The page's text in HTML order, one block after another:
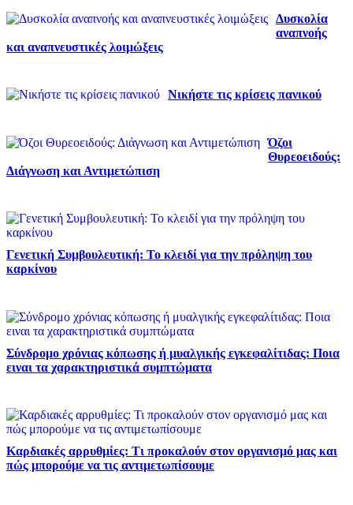
Δυσκολία
αναπνοής
και αναπνευστικές λοιμώξεις
Νικήστε τις κρίσεις πανικού
Όζοι
Θυρεοειδούς:
Διάγνωση και Αντιμετώπιση
Γενετική Συμβουλευτική: Το κλειδί για την πρόληψη του
καρκίνου
Σύνδρομο χρόνιας κόπωσης ή μυαλγικής εγκεφαλίτιδας: Ποια
ειναι τα χαρακτηριστικά συμπτώματα
Καρδιακές αρρυθμίες: Τι προκαλούν στον οργανισμό μας και
πώς μπορούμε να τις αντιμετωπίσουμε